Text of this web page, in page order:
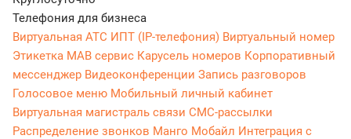
Телефония для бизнеса
Виртуальная АТС ИПТ (IP-телефония) Виртуальный номер
Этикетка МАВ сервис Карусель номеров Корпоративный
мессенджер Видеоконференции Запись разговоров
Голосовое меню Мобильный личный кабинет
Виртуальная магистраль связи СМС-рассылки
Распределение звонков Манго Мобайл Интеграция с